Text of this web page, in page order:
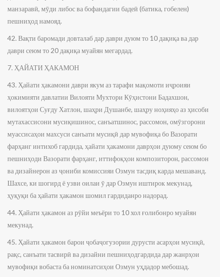
манзаравӣ, мӯди либос ва бофандагии бадеӣ (батика, гобелен)
пешниҳод намояд.
42. Вақти баромади довталаб дар даври дуюм то 10 дақиқа ва дар
даври сеюм то 20 дақиқа муайян мегардад.
7. ҲАЙАТИ ҲАКАМОН
43. Ҳайати ҳакамони даври якум аз тарафи мақомоти иҷроияи
ҳокимияти давлатии Вилояти Мухтори Кӯҳистони Бадахшон,
вилоятҳои Суғду Хатлон, шаҳри Душанбе, шаҳру ноҳияҳо аз ҳисоби
мутахассисони мусиқишинос, санъатшинос, рассомон, омӯзгорони
муассисаҳои махсуси санъати мусиқӣ дар мувофиқа бо Вазорати
фарҳанг интихоб гардида, ҳайати ҳакамони даврҳои дуюму сеюм бо
пешниҳоди Вазорати фарҳанг, иттифоқҳои композиторон, рассомон
ва дизайнерон аз ҷониби комиссияи Озмун тасдиқ карда мешаванд.
Шахсе, ки шогирд ё узви оилаи ӯ дар Озмун иштирок мекунад,
ҳуқуқи ба ҳайати ҳакамон шомил гардиданро надорад.
44. Ҳайати ҳакамон аз рӯйи меъёри то 10 хол ғолибонро муайян
мекунад.
45. Ҳайати ҳакамон барои ҷобаҷогузории дурусти асарҳои мусиқӣ,
рақс, санъати тасвирӣ ва дизайни пешниҳодгардида дар жанрҳои
мувофиқи вобаста ба номинатсиҳои Озмун уҳдадор мебошад.